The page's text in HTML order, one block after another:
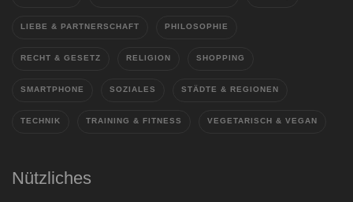
LIEBE & PARTNERSCHAFT PHILOSOPHIE
RECHT & GESETZ RELIGION SHOPPING
SMARTPHONE SOZIALES STÄDTE & REGIONEN
TECHNIK TRAINING & FITNESS VEGETARISCH & VEGAN
Nützliches